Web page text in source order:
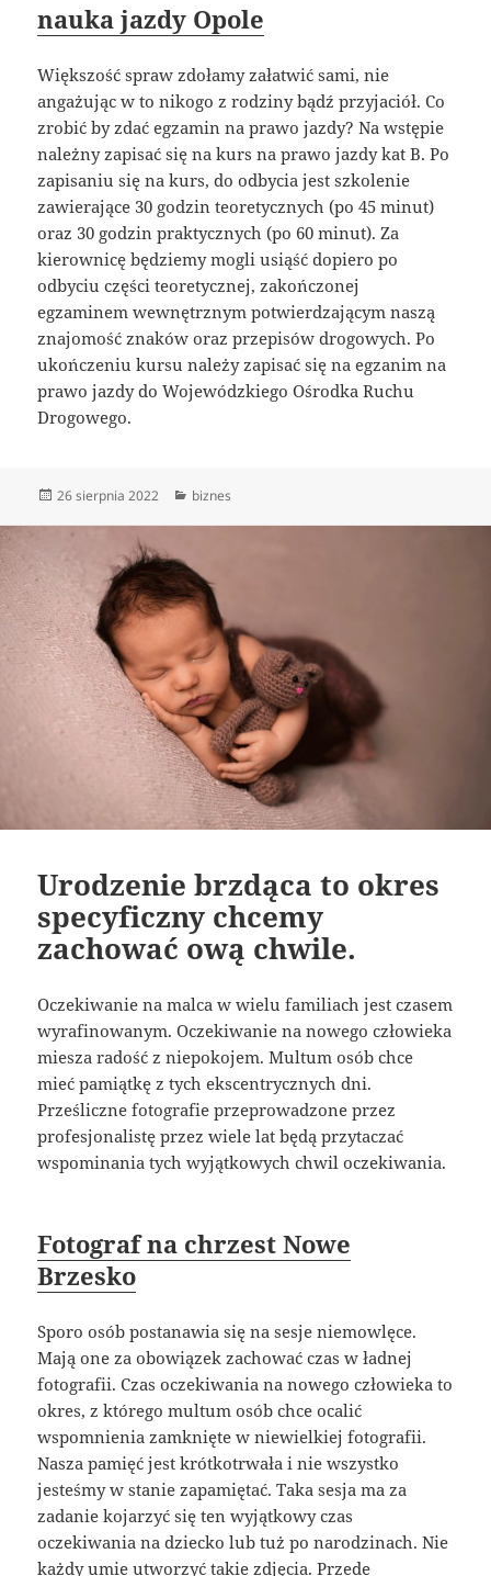
nauka jazdy Opole
Większość spraw zdołamy załatwić sami, nie
angażując w to nikogo z rodziny bądź przyjaciół. Co
zrobić by zdać egzamin na prawo jazdy? Na wstępie
należny zapisać się na kurs na prawo jazdy kat B. Po
zapisaniu się na kurs, do odbycia jest szkolenie
zawierające 30 godzin teoretycznych (po 45 minut)
oraz 30 godzin praktycznych (po 60 minut). Za
kierownicę będziemy mogli usiąść dopiero po
odbyciu części teoretycznej, zakończonej
egzaminem wewnętrznym potwierdzającym naszą
znajomość znaków oraz przepisów drogowych. Po
ukończeniu kursu należy zapisać się na egzanim na
prawo jazdy do Wojewódzkiego Ośrodka Ruchu
Drogowego.
Data
26 sierpnia 2022 Kategorie
biznes
Urodzenie brzdąca to okres
specyficzny chcemy
zachować ową chwile.
Oczekiwanie na malca w wielu familiach jest czasem
wyrafinowanym. Oczekiwanie na nowego człowieka
miesza radość z niepokojem. Multum osób chce
mieć pamiątkę z tych ekscentrycznych dni.
Prześliczne fotografie przeprowadzone przez
profesjonalistę przez wiele lat będą przytaczać
wspominania tych wyjątkowych chwil oczekiwania.
Fotograf na chrzest Nowe
Brzesko
Sporo osób postanawia się na sesje niemowlęce.
Mają one za obowiązek zachować czas w ładnej
fotografii. Czas oczekiwania na nowego człowieka to
okres, z którego multum osób chce ocalić
wspomnienia zamknięte w niewielkiej fotografii.
Nasza pamięć jest krótkotrwała i nie wszystko
jesteśmy w stanie zapamiętać. Taka sesja ma za
zadanie kojarzyć się ten wyjątkowy czas
oczekiwania na dziecko lub tuż po narodzinach. Nie
każdy umie utworzyć takie zdjęcia. Przede